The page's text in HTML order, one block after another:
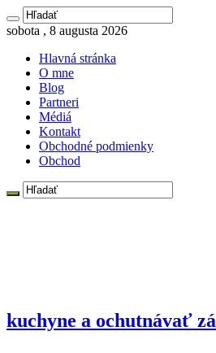
sobota , 8 augusta 2026
Hlavná stránka
O mne
Blog
Partneri
Médiá
Kontakt
Obchodné podmienky
Obchod
kuchyne a ochutnávať